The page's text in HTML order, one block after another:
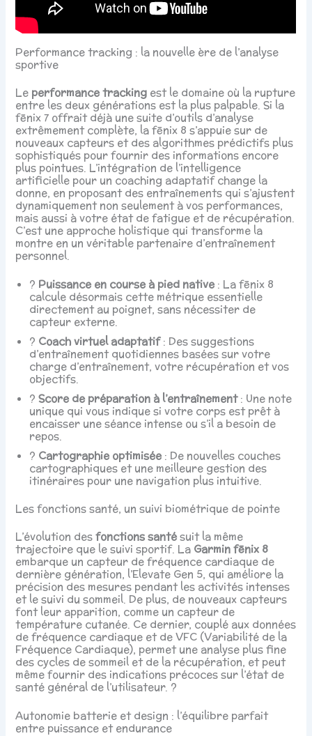
Performance tracking : la nouvelle ère de l’analyse
sportive
Le performance tracking est le domaine où la rupture
entre les deux générations est la plus palpable. Si la
fēnix 7 offrait déjà une suite d’outils d’analyse
extrêmement complète, la fēnix 8 s’appuie sur de
nouveaux capteurs et des algorithmes prédictifs plus
sophistiqués pour fournir des informations encore
plus pointues. L’intégration de l’intelligence
artificielle pour un coaching adaptatif change la
donne, en proposant des entraînements qui s’ajustent
dynamiquement non seulement à vos performances,
mais aussi à votre état de fatigue et de récupération.
C’est une approche holistique qui transforme la
montre en un véritable partenaire d’entraînement
personnel.
? Puissance en course à pied native: La fēnix 8
calcule désormais cette métrique essentielle
directement au poignet, sans nécessiter de
capteur externe.
? Coach virtuel adaptatif: Des suggestions
d’entraînement quotidiennes basées sur votre
charge d’entraînement, votre récupération et vos
objectifs.
?Score de préparation à l’entraînement: Une note
unique qui vous indique si votre corps est prêt à
encaisser une séance intense ou s’il a besoin de
repos.
?️ Cartographie optimisée: De nouvelles couches
cartographiques et une meilleure gestion des
itinéraires pour une navigation plus intuitive.
Les fonctions santé, un suivi biométrique de pointe
L’évolution desfonctions santésuit la même
trajectoire que le suivi sportif. La Garmin fēnix 8
embarque un capteur de fréquence cardiaque de
dernière génération, l’Elevate Gen 5, qui améliore la
précision des mesures pendant les activités intenses
et le suivi du sommeil. De plus, de nouveaux capteurs
font leur apparition, comme un capteur de
température cutanée. Ce dernier, couplé aux données
de fréquence cardiaque et de VFC (Variabilité de la
Fréquence Cardiaque), permet une analyse plus fine
des cycles de sommeil et de la récupération, et peut
même fournir des indications précoces sur l’état de
santé général de l’utilisateur. ?
Autonomie batterie et design : l’équilibre parfait
entre puissance et endurance